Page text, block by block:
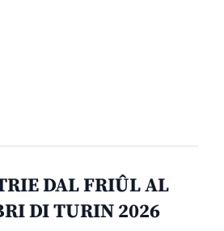
DAL FRIÛL AL
DI TURIN 2026